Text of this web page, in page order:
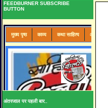
FEEDBURNER SUBSCRIBE
BUTTON
अंतरजाल पर पहली बार..